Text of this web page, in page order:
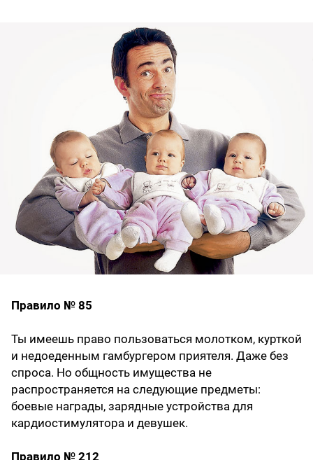
Правило № 85
Ты имеешь право пользоваться молотком, курткой
и недоеденным гамбургером приятеля. Даже без
спроса. Но общность имущества не
распространяется на следующие предметы:
боевые награды, зарядные устройства для
кардиостимулятора и девушек.
Правило № 212